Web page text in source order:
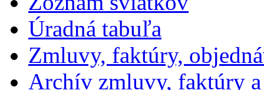
Úradná tabuľa
Zmluvy, faktúry,
Archív zmluvy, faktúry